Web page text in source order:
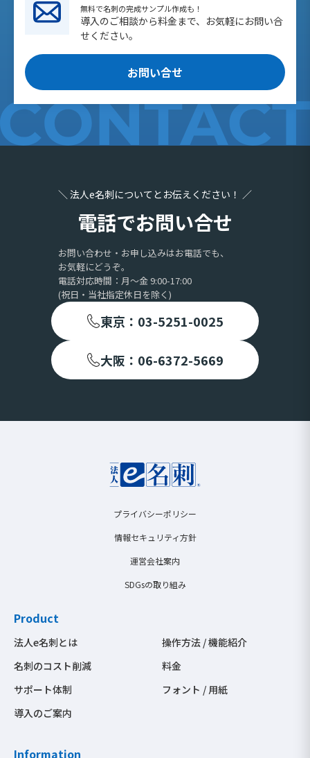
無料で名刺の完成サンプル作成も！
導入のご相談から料金まで、お気軽にお問い合
せください。
お問い合せ
＼ 法人e名刺についてとお伝えください！ ／
電話でお問い合せ
お問い合わせ・お申し込みはお電話でも、
お気軽にどうぞ。
電話対応時間：月〜金 9:00-17:00
(祝日・当社指定休日を除く)
東京：03-5251-0025
大阪：06-6372-5669
プライバシーポリシー
情報セキュリティ方針
運営会社案内
SDGsの取り組み
Product
法人e名刺とは
名刺のコスト削減
サポート体制
導入のご案内
操作方法 / 機能紹介
料金
フォント / 用紙
Information